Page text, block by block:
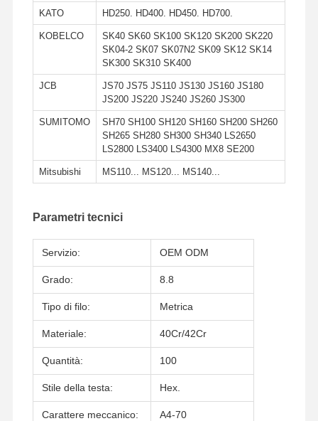
KATO HD250. HD400. HD450. HD700.
KOBELCO
SK40 SK60 SK100 SK120 SK200 SK220
SK04-2 SK07 SK07N2 SK09 SK12 SK14
SK300 SK310 SK400
JCB
JS70 JS75 JS110 JS130 JS160 JS180
JS200 JS220 JS240 JS260 JS300
SUMITOMO
SH70 SH100 SH120 SH160 SH200 SH260
SH265 SH280 SH300 SH340 LS2650
LS2800 LS3400 LS4300 MX8 SE200
Mitsubishi MS110... MS120... MS140...
Parametri tecnici
Servizio: OEM ODM
Grado: 8.8
Tipo di filo: Metrica
Materiale: 40Cr/42Cr
Quantità: 100
Stile della testa: Hex.
Carattere meccanico: A4-70